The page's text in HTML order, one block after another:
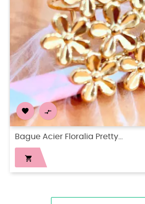
12,00 €
 
Bague Acier Rosinda